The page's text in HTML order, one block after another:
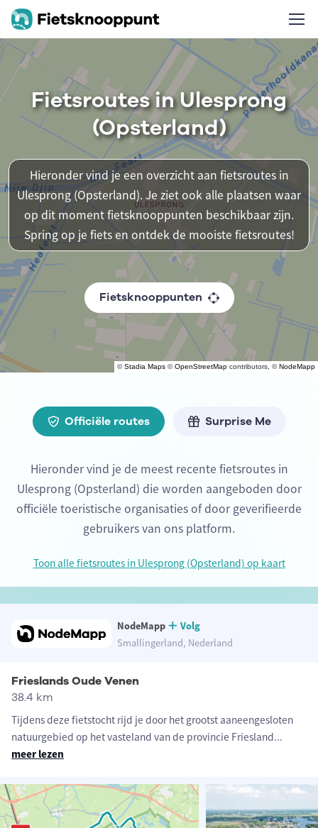
©Stadia Maps ©OpenStreetMap contributors, ©NodeMapp
Fietsroutes in Ulesprong
(Opsterland)
Hieronder vind je een overzicht aan fietsroutes in
Ulesprong (Opsterland). Je ziet ook alle plaatsen waar
op dit moment fietsknooppunten beschikbaar zijn.
Spring op je fiets en ontdek de mooiste fietsroutes!
Fietsknooppunten
Officiële routes Surprise Me
Hieronder vind je de meest recente fietsroutes in
Ulesprong (Opsterland) die worden aangeboden door
officiële toeristische organisaties of door geverifieerde
gebruikers van ons platform.
Toon alle fietsroutes in Ulesprong (Opsterland) op kaart
NodeMapp
Volg
Smallingerland, Nederland
Frieslands Oude Venen
38.4 km
Tijdens deze fietstocht rijd je door het grootst aaneengesloten
natuurgebied op het vasteland van de provincie Friesland...
meer lezen